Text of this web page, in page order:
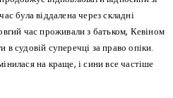
була віддалена через складні
час проживали з батьком, Кевіном
судовій суперечці за право опіки.
на краще, і сини все частіше